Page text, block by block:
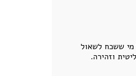
מי ששכח לשאול
וזהירה.